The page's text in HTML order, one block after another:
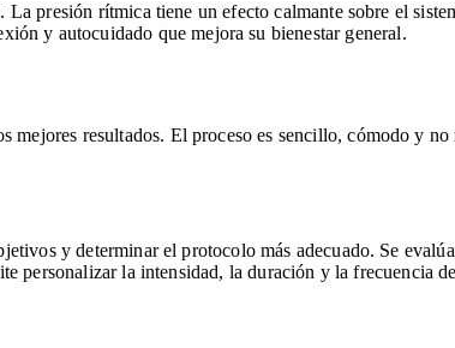
presión rítmica tiene un efecto calmante sobre el
y autocuidado que mejora su bienestar general.
resultados. El proceso es sencillo, cómodo y
y determinar el protocolo más adecuado. Se
personalizar la intensidad, la duración y la frecuencia